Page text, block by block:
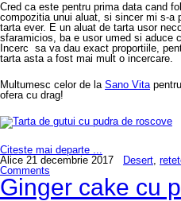
Cred ca este pentru prima data cand
compozitia unui aluat, si sincer mi s-a
tarta ever. E un aluat de tarta usor
sfaramicios, ba e usor umed si aduce
Incerc sa va dau exact proportiile,
tarta asta a fost mai mult o incercare.
Multumesc celor de la Sano Vita
ofera cu drag!
Citeste mai departe ...
Alice 21 decembrie 2017 Desert,
Comments
Ginger cake cu